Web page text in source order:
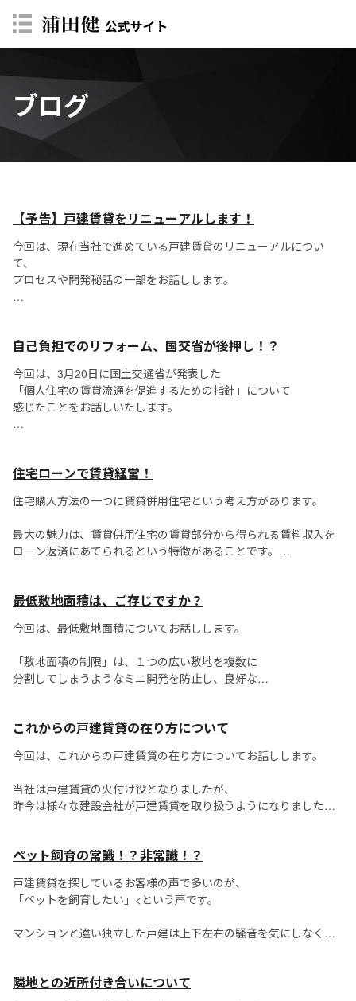
ブログ
【予告】戸建賃貸をリニューアルします！
今回は、現在当社で進めている戸建賃貸のリニューアルについ
て、
プロセスや開発秘話の一部をお話しします。
自己負担でのリフォーム、国交省が後押し！？
今回は、3月20日に国土交通省が発表した
「個人住宅の賃貸流通を促進するための指針」について
感じたことをお話しいたします。
国交省がその動きを後押ししてくれるかもしれません。
国土交通省は...
住宅ローンで賃貸経営！
住宅購入方法の一つに賃貸併用住宅という考え方があります。
最大の魅力は、賃貸併用住宅の賃貸部分から得られる賃料収入を
ローン返済にあてられるという特徴があることです。
契約者が毎月一定額を返済し続けなければなりませんでした。
最低敷地面積は、ご存じですか？
今回は、最低敷地面積についてお話しします。
「敷地面積の制限」は、１つの広い敷地を複数に
分割してしまうようなミニ開発を防止し、良好な
都市計画で「敷地面積の制限」が規定された場合、
これからの戸建賃貸の在り方について
今回は、これからの戸建賃貸の在り方についてお話しします。
当社は戸建賃貸の火付け役となりましたが、
昨今は様々な建設会社が戸建賃貸を取り扱うようになりました。
す。
今後の戸建賃貸は、どうなっていくでしょ...
ペット飼育の常識！？非常識！？
戸建賃貸を探しているお客様の声で多いのが、
「ペットを飼育したい」<という声です。
マンションと違い独立した戸建は上下左右の騒音を気にしなくて
す。
隣地との近所付き合いについて